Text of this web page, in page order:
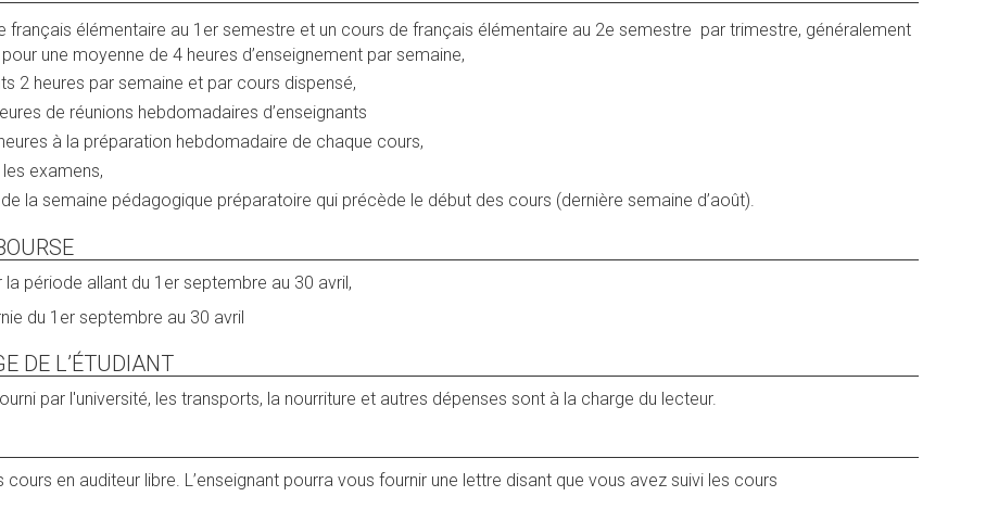
français élémentaire au 1er semestre et un cours de français élémentaire au 2e semestre par trimestre, généralement
une moyenne de 4 heures d’enseignement par semaine,
2 heures par semaine et par cours dispensé,
de réunions hebdomadaires d’enseignants
à la préparation hebdomadaire de chaque cours,
examens,
la semaine pédagogique préparatoire qui précède le début des cours (dernière semaine d’août).
période allant du 1er septembre au 30 avril,
du 1er septembre au 30 avril
DE L’ÉTUDIANT
par l'université, les transports, la nourriture et autres dépenses sont à la charge du lecteur.
cours en auditeur libre. L’enseignant pourra vous fournir une lettre disant que vous avez suivi les cours